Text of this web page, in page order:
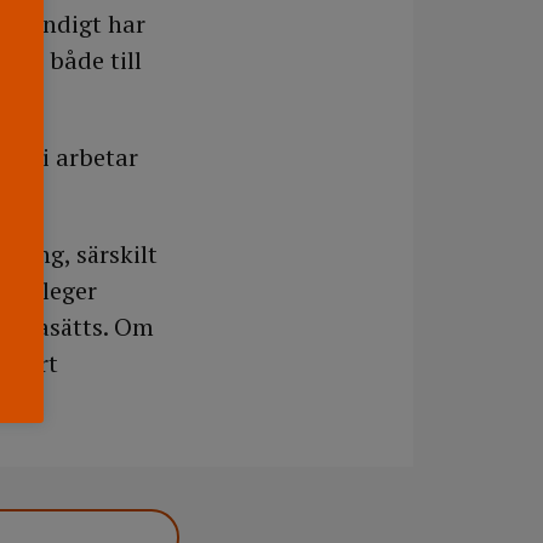
ständigt har
både till
Vi arbetar
särskilt
kolleger
Om